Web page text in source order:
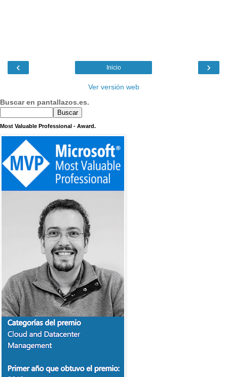
‹ ›
Inicio
Ver versión web
Buscar en pantallazos.es.
Most Valuable Professional - Award.